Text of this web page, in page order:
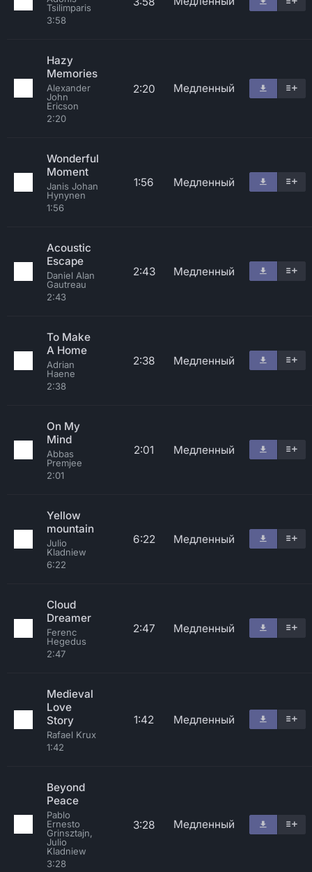
Tsilimparis
3:58
Hazy
Memories
Alexander
John
Ericson
2:20
2:20 Медленный
Wonderful
Moment
Janis Johan
Hynynen
1:56
1:56 Медленный
Acoustic
Escape
Daniel Alan
Gautreau
2:43
2:43 Медленный
To Make
A Home
Adrian
Haene
2:38
2:38 Медленный
On My
Mind
Abbas
Premjee
2:01
2:01 Медленный
Yellow
mountain
Julio
Kladniew
6:22
6:22 Медленный
Cloud
Dreamer
Ferenc
Hegedus
2:47
2:47 Медленный
Medieval
Love
Story
Rafael Krux
1:42
1:42 Медленный
Beyond
Peace
Pablo
Ernesto
Grinsztajn,
Julio
Kladniew
3:28
3:28 Медленный